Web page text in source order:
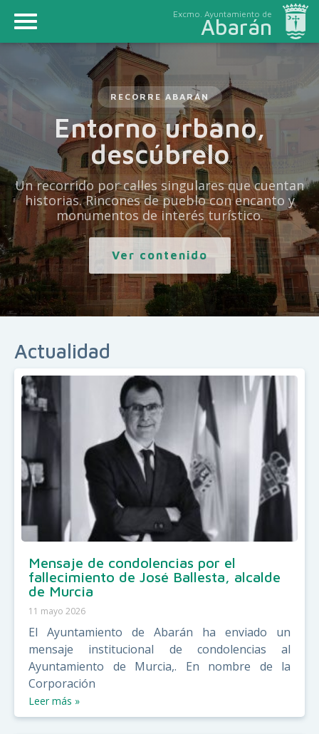
Excmo. Ayuntamiento de
Abarán
RECORRE ABARÁN
Entorno urbano,
descúbrelo
Un recorrido por calles singulares que cuentan
historias. Rincones de pueblo con encanto y
monumentos de interés turístico.
Ver contenido
Actualidad
Mensaje de condolencias por el
fallecimiento de José Ballesta, alcalde
de Murcia
11 mayo 2026
El Ayuntamiento de Abarán ha enviado un
mensaje institucional de condolencias al
Ayuntamiento de Murcia,. En nombre de la
Corporación
Leer más »